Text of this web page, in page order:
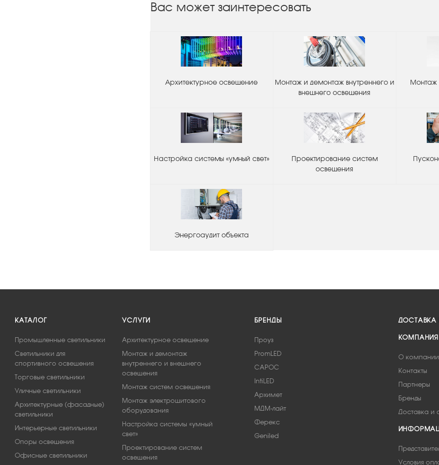
Вас может заинтересовать
Архитектурное освещение
Монтаж и демонтаж внутреннего и
внешнего освещения
Монтаж
Настройка системы «умный свет»
Проектирование систем
освещения
Энергоаудит объекта
КАТАЛОГ
Промышленные светильники
Светильники для
спортивного освещения
Торговые светильники
Уличные светильники
Архитектурные (фасадные)
светильники
Интерьерные светильники
Опоры освещения
Офисные светильники
УСЛУГИ
Архитектурное освещение
Монтаж и демонтаж
внутреннего и внешнего
освещения
Монтаж систем освещения
Монтаж электрощитового
оборудования
Настройка системы «умный
свет»
Проектирование систем
освещения
БРЕНДЫ
Проуз
PromLED
САРОС
IntiLED
Архимет
МДМ-лайт
Ферекс
Geniled
ДОСТАВКА
КОМПАНИЯ
О компании
Контакты
Партнеры
Бренды
Доставка и
Условия